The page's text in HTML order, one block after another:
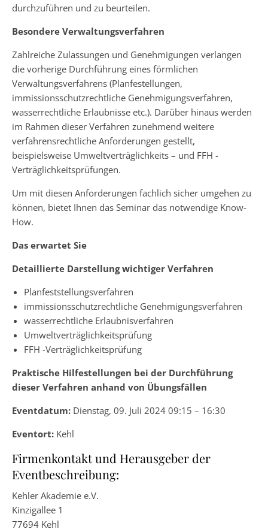
durchzuführen und zu beurteilen.
Besondere Verwaltungsverfahren
Zahlreiche Zulassungen und Genehmigungen verlangen
die vorherige Durchführung eines förmlichen
Verwaltungsverfahrens (Planfestellungen,
immissionsschutzrechtliche Genehmigungsverfahren,
wasserrechtliche Erlaubnisse etc.). Darüber hinaus werden
im Rahmen dieser Verfahren zunehmend weitere
verfahrensrechtliche Anforderungen gestellt,
beispielsweise Umweltverträglichkeits – und FFH -
Verträglichkeitsprüfungen.
Um mit diesen Anforderungen fachlich sicher umgehen zu
können, bietet Ihnen das Seminar das notwendige Know-
How.
Das erwartet Sie
Detaillierte Darstellung wichtiger Verfahren
Planfeststellungsverfahren
immissionsschutzrechtliche Genehmigungsverfahren
wasserrechtliche Erlaubnisverfahren
Umweltverträglichkeitsprüfung
FFH -Verträglichkeitsprüfung
Praktische Hilfestellungen bei der Durchführung
dieser Verfahren anhand von Übungsfällen
Eventdatum: Dienstag, 09. Juli 2024 09:15 – 16:30
Eventort: Kehl
Firmenkontakt und Herausgeber der
Eventbeschreibung:
Kehler Akademie e.V.
Kinzigallee 1
77694 Kehl